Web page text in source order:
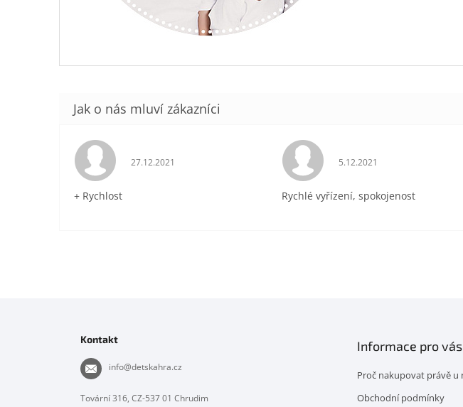
Hodnocení obchodu je 5 z 5 hvězdiček.
27.12.2021
+ Rychlost
Hodnocení obchodu je 5 z
5.12.2021
Rychlé vyřízení, spokojenost
Kontakt
info@detskahra.cz
Tovární 316, CZ-537 01 Chrudim
Informace pro vás
Proč nakupovat právě u
Obchodní podmínky